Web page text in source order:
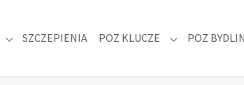
Submenu for "DLA PACJENTA"
SZCZEPIENIA POZ KLUCZE Submenu for
POZ BYDLIN